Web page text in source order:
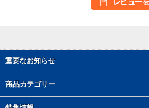
重要なお知らせ
商品カテゴリー